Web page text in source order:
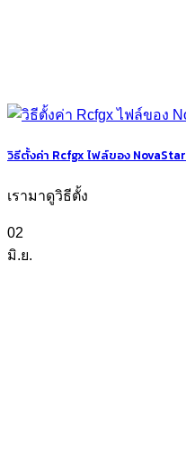
วิธีตั้งค่า Rcfgx ไฟล์ของ NovaStar
เรามาดูวิธีตั้ง
02
มิ.ย.